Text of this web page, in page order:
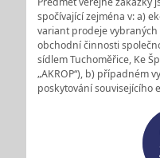
spočívající zejména v: a)
variant prodeje
obchodní činnosti
sídlem Tuchoměřice, Ke
„AKROP“), b) případném
poskytování souvisejícího